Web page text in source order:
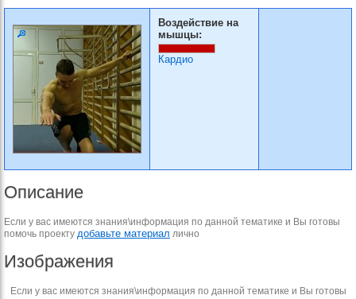
Воздействие на
мышцы:
Кардио
Описание
Если у вас имеются знания\информация по данной тематике и Вы готовы
помочь проекту добавьте материал лично
Изображения
Если у вас имеются знания\информация по данной тематике и Вы готовы